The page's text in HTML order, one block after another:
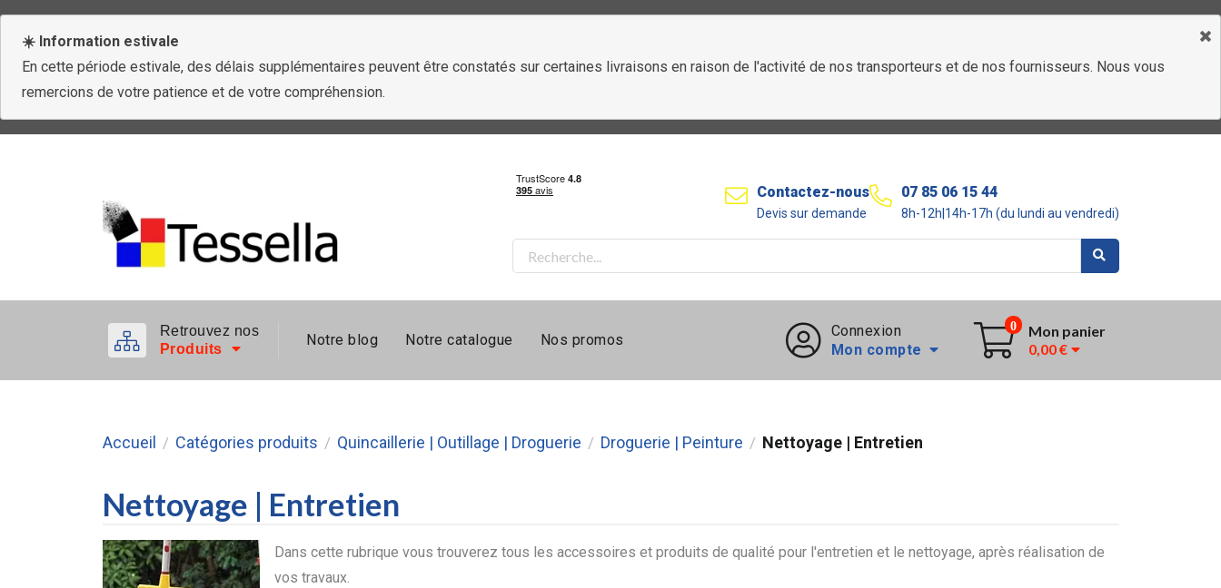
☀️ Information estivale
En cette période estivale, des délais supplémentaires peuvent être constatés sur certaines livraisons en raison de l'activité de nos transporteurs et de nos fournisseurs. Nous vous
remercions de votre patience et de votre compréhension.
Contactez-nous
Devis sur demande
07 85 06 15 44
8h-12h|14h-17h (du lundi au vendredi)
Retrouvez nos
Produits
Notre blog Notre catalogue Nos promos
Connexion
Mon compte
0
Mon panier
0,00 €
Accueil / Catégories produits / Quincaillerie | Outillage | Droguerie / Droguerie | Peinture / Nettoyage | Entretien
Nettoyage | Entretien
Dans cette rubrique vous trouverez tous les accessoires et produits de qualité pour l'entretien et le nettoyage, après réalisation de
vos travaux.